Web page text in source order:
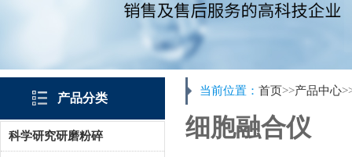
产品分类
科学研究研磨粉碎
当前位置： 首页>>产品中心
细胞融合仪